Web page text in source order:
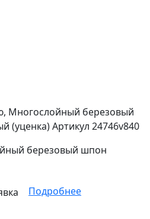
Многослойный березовый
(уценка)Артикул 24746v840
березовый шпон
Подробнее